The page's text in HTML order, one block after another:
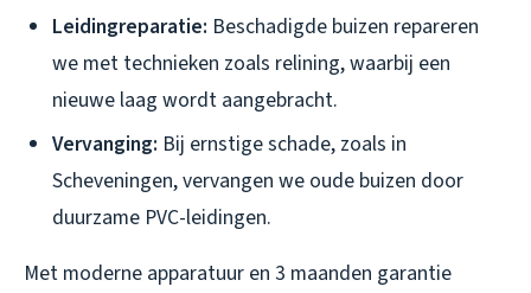
Leidingreparatie: Beschadigde buizen repareren
we met technieken zoals relining, waarbij een
nieuwe laag wordt aangebracht.
Vervanging: Bij ernstige schade, zoals in
Scheveningen, vervangen we oude buizen door
duurzame PVC-leidingen.
Met moderne apparatuur en 3 maanden garantie